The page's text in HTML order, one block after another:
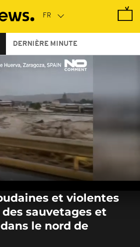
DERNIÈRE MINUTE
et violentes
sauvetages et
le nord de